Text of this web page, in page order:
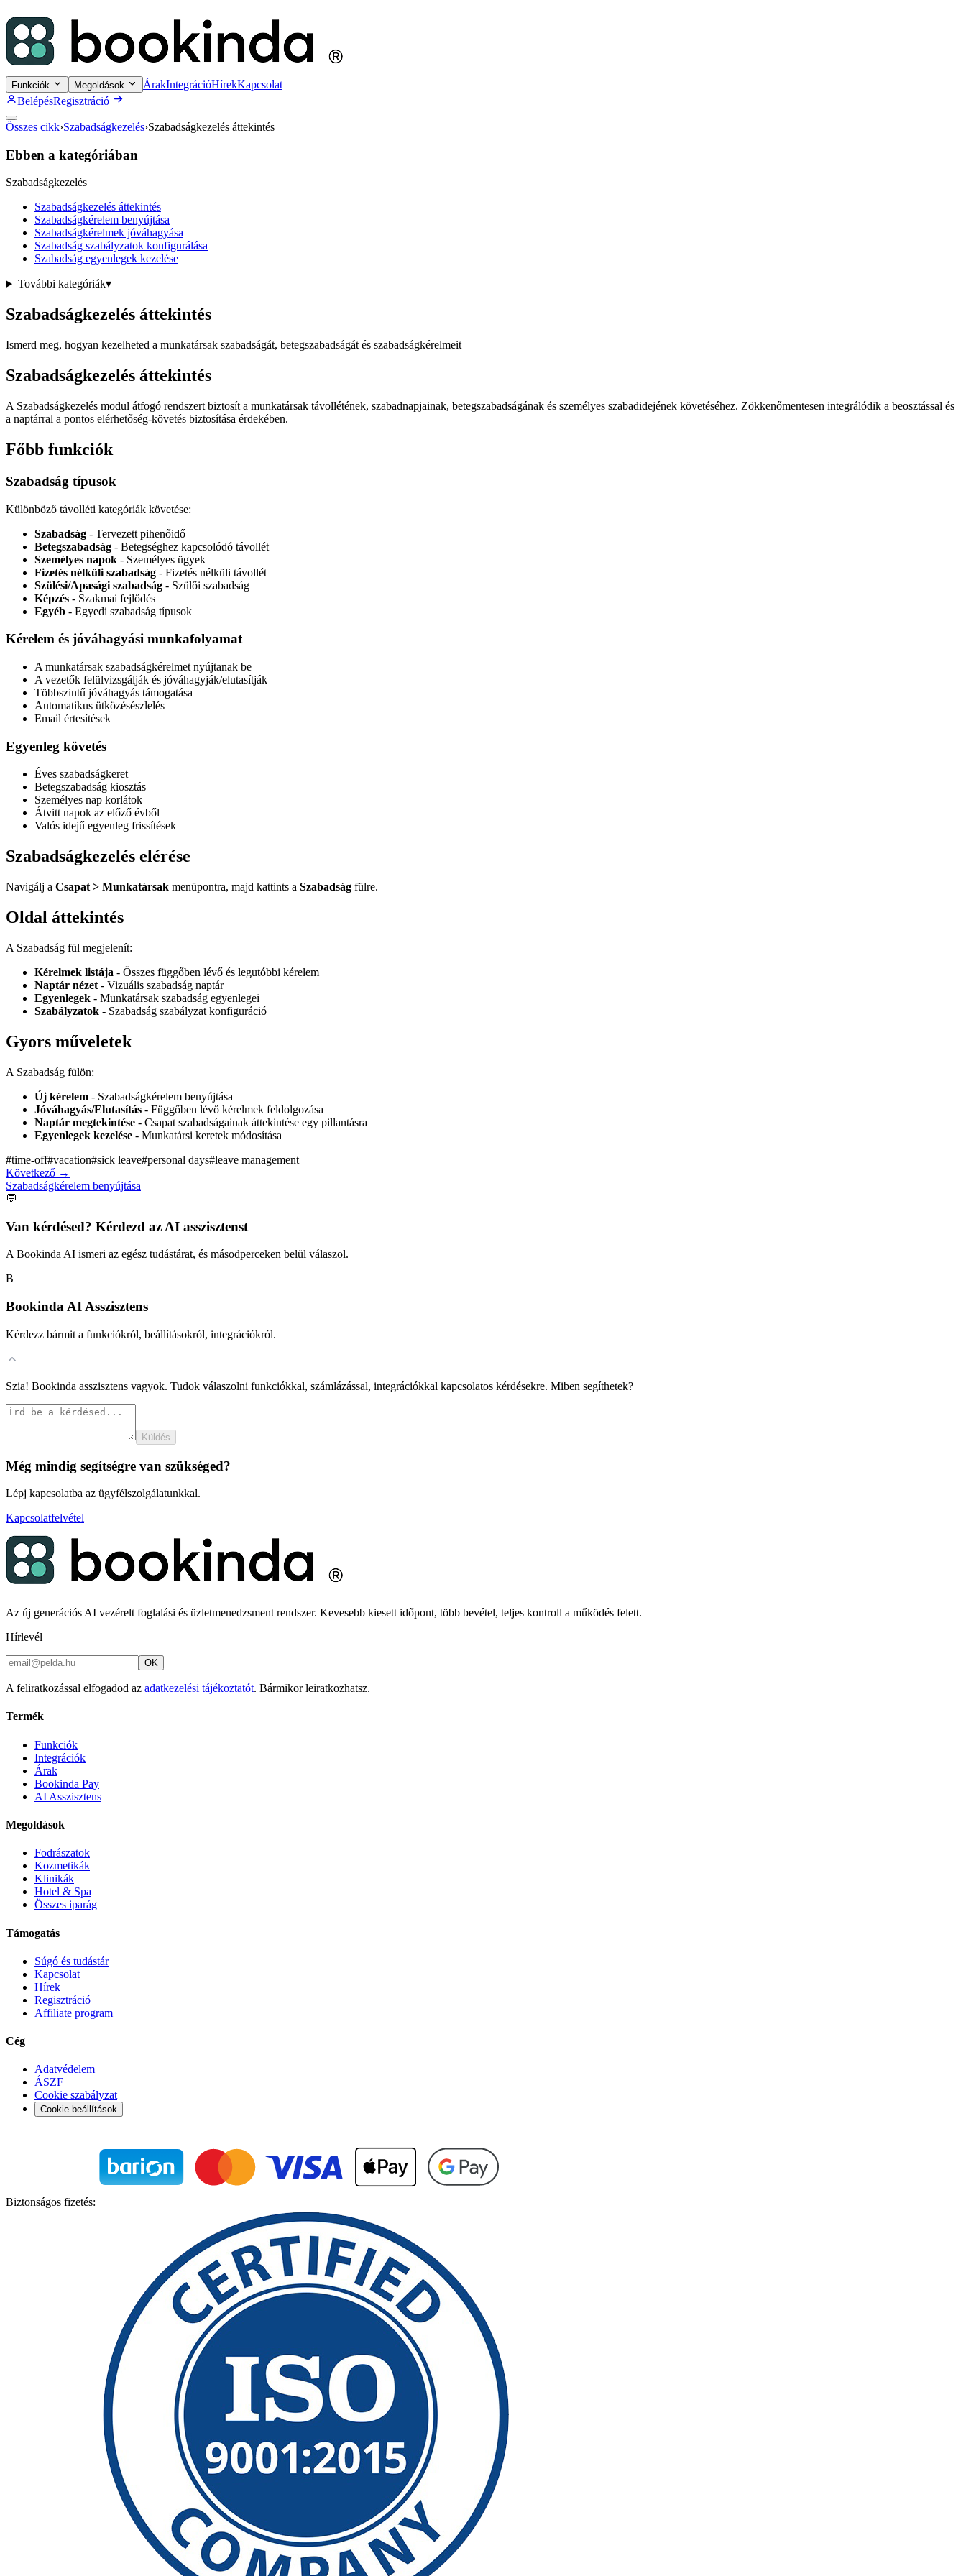
Funkciók Megoldások ÁrakIntegrációHírekKapcsolat
BelépésRegisztráció
Összes cikk›Szabadságkezelés›Szabadságkezelés áttekintés
Ebben a kategóriában
Szabadságkezelés
Szabadságkezelés áttekintés
Szabadságkérelem benyújtása
Szabadságkérelmek jóváhagyása
Szabadság szabályzatok konfigurálása
Szabadság egyenlegek kezelése
További kategóriák▾
Szabadságkezelés áttekintés
Ismerd meg, hogyan kezelheted a munkatársak szabadságát, betegszabadságát és szabadságkérelmeit
Szabadságkezelés áttekintés
A Szabadságkezelés modul átfogó rendszert biztosít a munkatársak távollétének, szabadnapjainak, betegszabadságának és személyes szabadidejének követéséhez. Zökkenőmentesen integrálódik a beosztással és
a naptárral a pontos elérhetőség-követés biztosítása érdekében.
Főbb funkciók
Szabadság típusok
Különböző távolléti kategóriák követése:
Szabadság - Tervezett pihenőidő
Betegszabadság - Betegséghez kapcsolódó távollét
Személyes napok - Személyes ügyek
Fizetés nélküli szabadság - Fizetés nélküli távollét
Szülési/Apasági szabadság - Szülői szabadság
Képzés - Szakmai fejlődés
Egyéb - Egyedi szabadság típusok
Kérelem és jóváhagyási munkafolyamat
A munkatársak szabadságkérelmet nyújtanak be
A vezetők felülvizsgálják és jóváhagyják/elutasítják
Többszintű jóváhagyás támogatása
Automatikus ütközésészlelés
Email értesítések
Egyenleg követés
Éves szabadságkeret
Betegszabadság kiosztás
Személyes nap korlátok
Átvitt napok az előző évből
Valós idejű egyenleg frissítések
Szabadságkezelés elérése
Navigálj a Csapat > Munkatársak menüpontra, majd kattints a Szabadság fülre.
Oldal áttekintés
A Szabadság fül megjelenít:
Kérelmek listája - Összes függőben lévő és legutóbbi kérelem
Naptár nézet - Vizuális szabadság naptár
Egyenlegek - Munkatársak szabadság egyenlegei
Szabályzatok - Szabadság szabályzat konfiguráció
Gyors műveletek
A Szabadság fülön:
Új kérelem - Szabadságkérelem benyújtása
Jóváhagyás/Elutasítás - Függőben lévő kérelmek feldolgozása
Naptár megtekintése - Csapat szabadságainak áttekintése egy pillantásra
Egyenlegek kezelése - Munkatársi keretek módosítása
#time-off#vacation#sick leave#personal days#leave management
Következő →
Szabadságkérelem benyújtása
💬
Van kérdésed? Kérdezd az AI asszisztenst
A Bookinda AI ismeri az egész tudástárat, és másodperceken belül válaszol.
B
Bookinda AI Asszisztens
Kérdezz bármit a funkciókról, beállításokról, integrációkról.
Szia! Bookinda asszisztens vagyok. Tudok válaszolni funkciókkal, számlázással, integrációkkal kapcsolatos kérdésekre. Miben segíthetek?
Küldés
Még mindig segítségre van szükséged?
Lépj kapcsolatba az ügyfélszolgálatunkkal.
Kapcsolatfelvétel
Az új generációs AI vezérelt foglalási és üzletmenedzsment rendszer. Kevesebb kiesett időpont, több bevétel, teljes kontroll a működés felett.
Hírlevél
OK
A feliratkozással elfogadod az adatkezelési tájékoztatót. Bármikor leiratkozhatsz.
Termék
Funkciók
Integrációk
Árak
Bookinda Pay
AI Asszisztens
Megoldások
Fodrászatok
Kozmetikák
Klinikák
Hotel & Spa
Összes iparág
Támogatás
Súgó és tudástár
Kapcsolat
Hírek
Regisztráció
Affiliate program
Cég
Adatvédelem
ÁSZF
Cookie szabályzat
Cookie beállítások
Biztonságos fizetés: